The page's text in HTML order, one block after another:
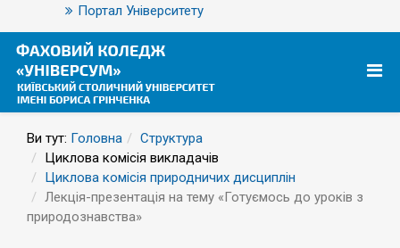
Портал Університету
Ви тут: Головна
Структура
Циклова комісія викладачів
Циклова комісія природничих дисциплін
Лекція-презентація на тему «Готуємось до уроків з
природознавства»